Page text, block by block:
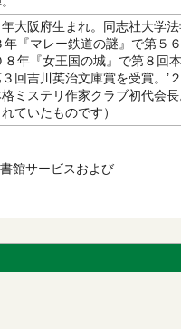
年大阪府生まれ。同志社大学
年『マレー鉄道の謎』で第５
８年『女王国の城』で第８回
回吉川英治文庫賞を受賞。’
ミステリ作家クラブ初代会
ていたものです）
館サービスおよび